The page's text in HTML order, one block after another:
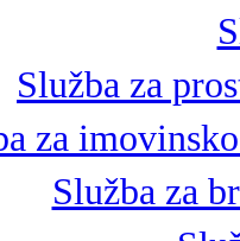
Služba za
za
Služba za